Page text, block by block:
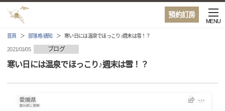
預約訂房
MENU
首頁 部落格·通知 寒い日には温泉でほっこり♪週末は雪！？
2021/01/05 ブログ
寒い日には温泉でほっこり♪週末は雪！？